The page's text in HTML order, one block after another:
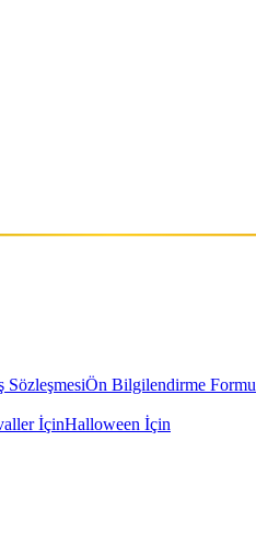
SözleşmesiÖn Bilgilendirme Formu
İçinHalloween İçin